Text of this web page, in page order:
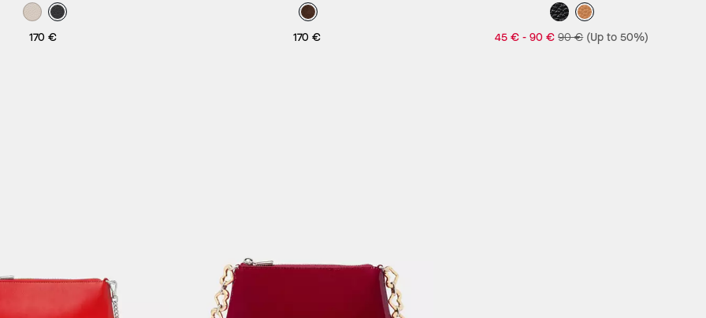
170 € 170 € 45 € -90 € 90 € (Up to 50%)